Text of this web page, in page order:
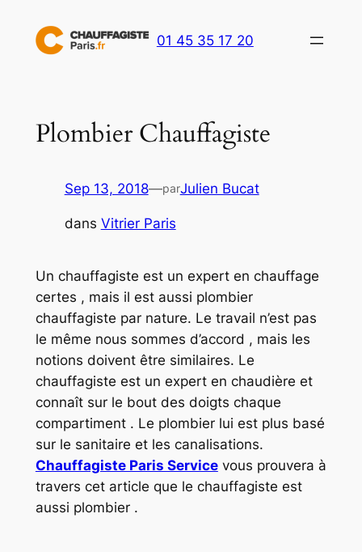
contenu
01 45 35 17 20
Plombier Chauffagiste
Sep 13, 2018—parJulien Bucat
dans Vitrier Paris
Un chauffagiste est un expert en chauffage
certes , mais il est aussi plombier
chauffagiste par nature. Le travail n’est pas
le même nous sommes d’accord , mais les
notions doivent être similaires. Le
chauffagiste est un expert en chaudière et
connaît sur le bout des doigts chaque
compartiment . Le plombier lui est plus basé
sur le sanitaire et les canalisations.
Chauffagiste Paris Servicevous prouvera à
travers cet article que le chauffagiste est
aussi plombier .